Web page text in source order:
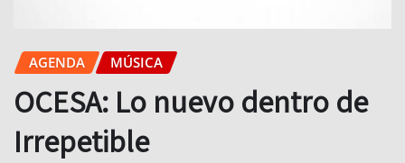
AGENDA MÚSICA
OCESA: Lo nuevo dentro de
Irrepetible